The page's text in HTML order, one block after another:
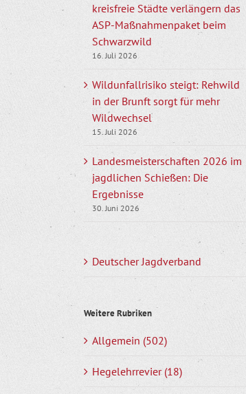
kreisfreie Städte verlängern das
ASP-Maßnahmenpaket beim
Schwarzwild
16. Juli 2026
Wildunfallrisiko steigt: Rehwild
in der Brunft sorgt für mehr
Wildwechsel
15. Juli 2026
Landesmeisterschaften 2026 im
jagdlichen Schießen: Die
Ergebnisse
30. Juni 2026
Deutscher Jagdverband
Weitere Rubriken
Allgemein (502)
Hegelehrrevier (18)